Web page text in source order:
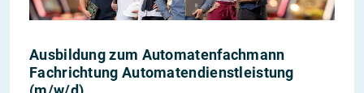
Ausbildung zum Automatenfachmann
Fachrichtung Automatendienstleistung